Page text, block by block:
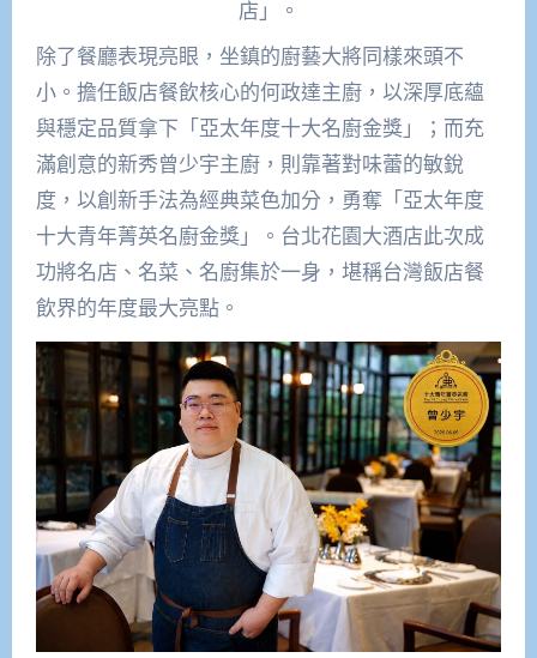
店」。
除了餐廳表現亮眼，坐鎮的廚藝大將同樣來頭不
小。擔任飯店餐飲核心的何政達主廚，以深厚底蘊
與穩定品質拿下「亞太年度十大名廚金獎」；而充
滿創意的新秀曾少宇主廚，則靠著對味蕾的敏銳
度，以創新手法為經典菜色加分，勇奪「亞太年度
十大青年菁英名廚金獎」。台北花園大酒店此次成
功將名店、名菜、名廚集於一身，堪稱台灣飯店餐
飲界的年度最大亮點。